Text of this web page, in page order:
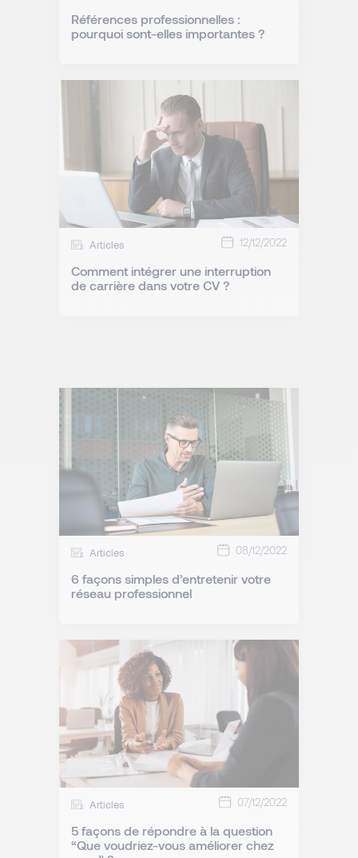
Références professionnelles :
pourquoi sont-elles importantes ?
Articles 12/12/2022
Comment intégrer une interruption
de carrière dans votre CV ?
Articles 08/12/2022
6 façons simples d’entretenir votre
réseau professionnel
Articles 07/12/2022
5 façons de répondre à la question
“Que voudriez-vous améliorer chez